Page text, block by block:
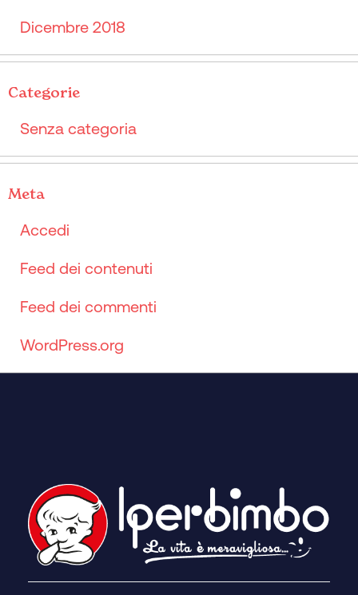
Dicembre 2018
Categorie
Senza categoria
Meta
Accedi
Feed dei contenuti
Feed dei commenti
WordPress.org